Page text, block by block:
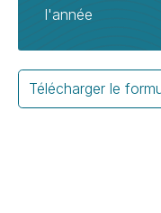
l'année
Télécharger le